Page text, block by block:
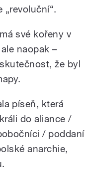
„revoluční“.
své kořeny v
naopak –
že byl
píseň, která
do aliance /
/ poddaní
anarchie,